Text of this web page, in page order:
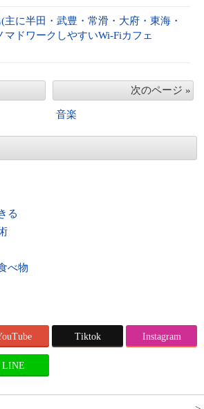
主に半田・武豊・常滑・大府・東海・
マドワークしやすいWi-Fiカフェ
次のページ »
音楽
る
べ物
Tiktok Instagram
LINE